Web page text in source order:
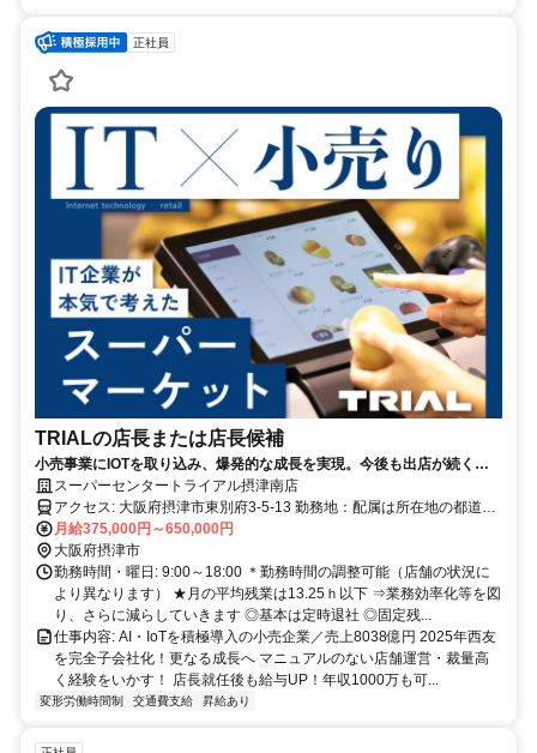
正社員
TRIALの店長または店長候補
小売事業にIOTを取り込み、爆発的な成長を実現。今後も出店が続くス
マートストア「TRIAL」とは？
スーパーセンタートライアル摂津南店
アクセス: 大阪府摂津市東別府3-5-13 勤務地：配属は所在地の都道府
県 ※初任地は最寄りの店舗又は希望エリアを優先し配属します。 ※
エリア内勤務または全国勤務いずれか希望を選択できます。
月給375,000円～650,000円
大阪府摂津市
勤務時間・曜日: 9:00～18:00 ＊勤務時間の調整可能（店舗の状況に
より異なります） ★月の平均残業は13.25ｈ以下 ⇒業務効率化等を図
り、さらに減らしていきます ◎基本は定時退社 ◎固定残...
仕事内容: AI・IoTを積極導入の小売企業／売上8038億円 2025年西友
を完全子会社化！更なる成長へ マニュアルのない店舗運営・裁量高
く経験をいかす！ 店長就任後も給与UP！年収1000万も可...
変形労働時間制 交通費支給 昇給あり